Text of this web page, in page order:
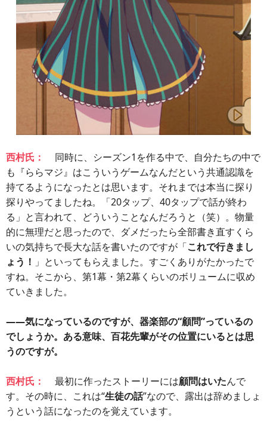
西村氏：
同時に、シーズン1を作る中で、自分たちの中で
も『ららマジ』はこういうゲームなんだという共通認識を
持てるようになったとは思います。それまでは本当に探り
探りやってましたね。「20タップ、40タップで話が終わ
る」と言われて、どういうことなんだろうと（笑）。物量
的に無理だと思ったので、ダメだったら全部書き直すくら
いの気持ちで長大な話を書いたのですが「これで行きまし
ょう！ 」といってもらえました。すごくありがたかったで
すね。そこから、第1幕・第2幕くらいのボリュームに収め
ていきました。
――気になっているのですが、器楽部の“顧問”っているの
でしょうか。ある意味、百花先輩がその位置にいるとは思
うのですが。
西村氏： 最初に作ったストーリーには顧問はいたんで
す。その時に、これは“生徒の話”なので、露出は辞めましょ
うという話になったのを覚えています。